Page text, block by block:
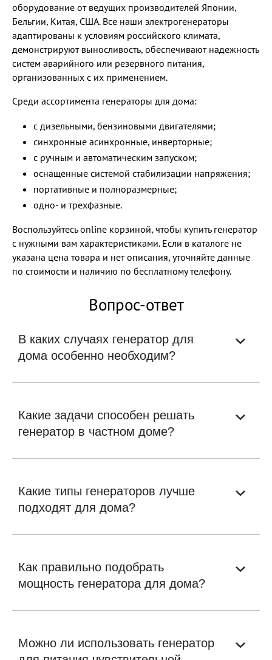
оборудование от ведущих производителей Японии,
Бельгии, Китая, США. Все наши электрогенераторы
адаптированы к условиям российского климата,
демонстрируют выносливость, обеспечивают надежность
систем аварийного или резервного питания,
организованных с их применением.
Среди ассортимента генераторы для дома:
с дизельными, бензиновыми двигателями;
синхронные асинхронные, инверторные;
с ручным и автоматическим запуском;
оснащенные системой стабилизации напряжения;
портативные и полноразмерные;
одно- и трехфазные.
Воспользуйтесь online корзиной, чтобы купить генератор
с нужными вам характеристиками. Если в каталоге не
указана цена товара и нет описания, уточняйте данные
по стоимости и наличию по бесплатному телефону.
Вопрос-ответ
В каких случаях генератор для
дома особенно необходим?
Какие задачи способен решать
генератор в частном доме?
Какие типы генераторов лучше
подходят для дома?
Как правильно подобрать
мощность генератора для дома?
Можно ли использовать генератор